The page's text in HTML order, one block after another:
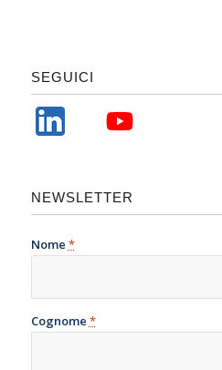
SEGUICI
NEWSLETTER
Nome *
Cognome *